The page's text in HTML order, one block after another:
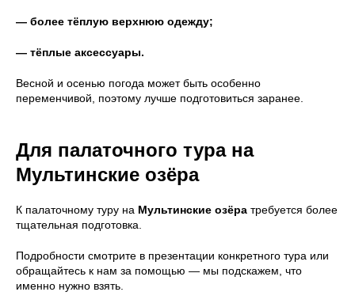
— более тёплую верхнюю одежду;
— тёплые аксессуары.
Весной и осенью погода может быть особенно
переменчивой, поэтому лучше подготовиться заранее.
Для палаточного тура на
Мультинские озёра
К палаточному туру на Мультинские озёра требуется более
тщательная подготовка.
Подробности смотрите в презентации конкретного тура или
обращайтесь к нам за помощью — мы подскажем, что
именно нужно взять.